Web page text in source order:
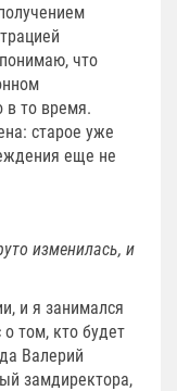
что
в то время.
старое уже
еще не
изменилась, и
и я занимался
том, кто будет
Валерий
замдиректора,